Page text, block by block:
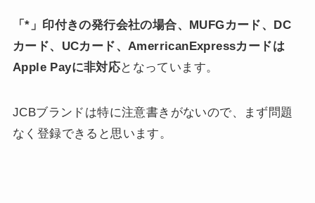
「*」印付きの発行会社の場合、MUFGカード、DC
カード、UCカード、AmerricanExpressカードは
Apple Payに非対応となっています。
JCBブランドは特に注意書きがないので、まず問題
なく登録できると思います。